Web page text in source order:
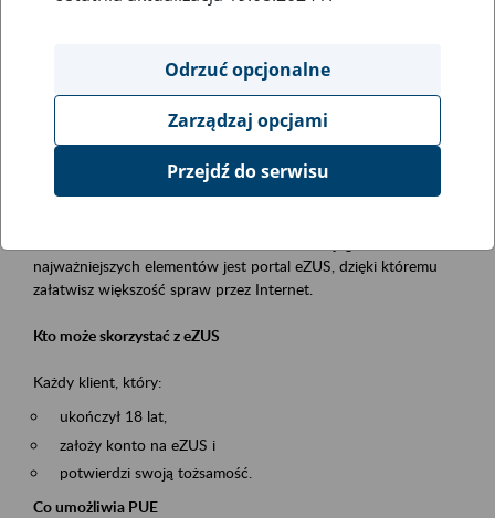
Obszar merytoryczny
obsługa klientów
Opis wydarzenia
Platforma Usług Elektronicznych ZUS eZUS
najważniejszych elementów jest portal eZUS, dzięki któremu
załatwisz większość spraw przez Internet.
Kto może skorzystać z eZUS
Każdy klient, który:
ukończył 18 lat,
założy konto na eZUS i
potwierdzi swoją tożsamość.
Co umożliwia PUE
Odrzuć opcjonalne
Zarządzaj opcjami
Przejdź do serwisu